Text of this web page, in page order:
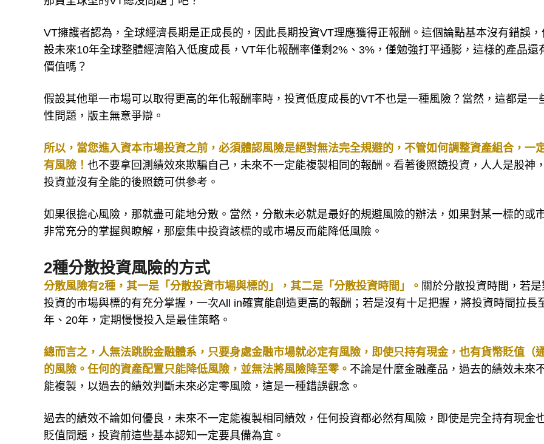
VT擁護者認為，全球經濟長期是正成長的，因此長期投資VT理應獲得正報酬。這個論點基本沒有錯誤，
設未來10年全球整體經濟陷入低度成長，VT年化報酬率僅剩2%、3%，僅勉強打平通膨，這樣的產品還
價值嗎？
假設其他單一市場可以取得更高的年化報酬率時，投資低度成長的VT不也是一種風險？當然，這都是一
性問題，版主無意爭辯。
所以，當您進入資本市場投資之前，必須體認風險是絕對無法完全規避的，不管如何調整資產組合，一
有風險！ 也不要拿回測績效來欺騙自己，未來不一定能複製相同的報酬。看著後照鏡投資，人人是股神
投資並沒有全能的後照鏡可供參考。
如果很擔心風險，那就盡可能地分散。當然，分散未必就是最好的規避風險的辦法，如果對某一標的或
非常充分的掌握與瞭解，那麼集中投資該標的或市場反而能降低風險。
2種分散投資風險的方式
分散風險有2種，其一是「分散投資市場與標的」，其二是「分散投資時間」。 關於分散投資時間，若
投資的市場與標的有充分掌握，一次All in確實能創造更高的報酬；若是沒有十足把握，將投資時間拉長
年、20年，定期慢慢投入是最佳策略。
總而言之，人無法跳脫金融體系，只要身處金融市場就必定有風險，即使只持有現金，也有貨幣貶值（
的風險。任何的資產配置只能降低風險，並無法將風險降至零。 不論是什麼金融產品，過去的績效未來
能複製，以過去的績效判斷未來必定零風險，這是一種錯誤觀念。
過去的績效不論如何優良，未來不一定能複製相同績效，任何投資都必然有風險，即使是完全持有現金
貶值問題，投資前這些基本認知一定要具備為宜。